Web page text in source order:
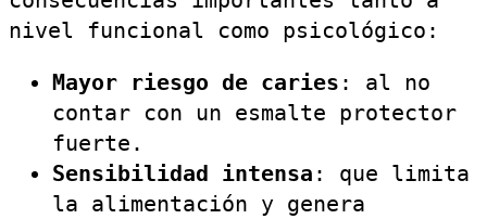
nivel funcional como psicológico:
Mayor riesgo de caries : al no
contar con un esmalte protector
fuerte.
Sensibilidad intensa : que limita
la alimentación y genera